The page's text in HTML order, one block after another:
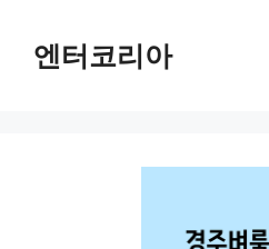
엔터코리아